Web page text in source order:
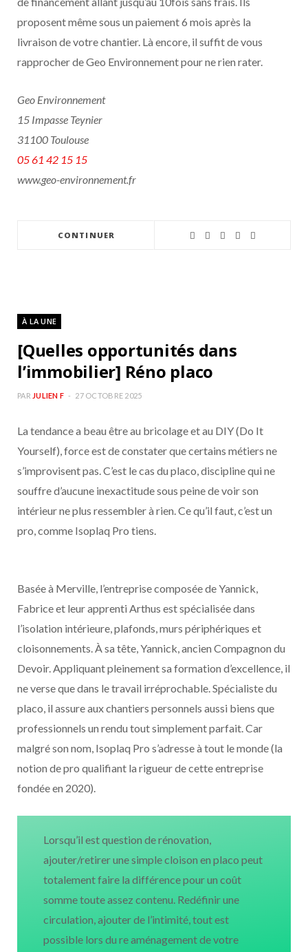
proposent même sous un paiement 6 mois après la
livraison de votre chantier. Là encore, il suffit de vous
rapprocher de Geo Environnement pour ne rien rater.
Geo Environnement
15 Impasse Teynier
31100 Toulouse
05 61 42 15 15
www.geo-environnement.fr
CONTINUER
À LA UNE
[Quelles opportunités dans
l’immobilier] Réno placo
PAR JULIEN F 27 OCTOBRE 2025
La tendance a beau être au bricolage et au DIY (Do It
Yourself), force est de constater que certains métiers ne
s’improvisent pas. C’est le cas du placo, discipline qui ne
souffre d’aucune inexactitude sous peine de voir son
intérieur ne plus ressembler à rien. Ce qu’il faut, c’est un
pro, comme Isoplaq Pro tiens.
Basée à Merville, l’entreprise composée de Yannick,
Fabrice et leur apprenti Arthus est spécialisée dans
l’isolation intérieure, plafonds, murs périphériques et
cloisonnements. À sa tête, Yannick, ancien Compagnon du
Devoir. Appliquant pleinement sa formation d’excellence, il
ne verse que dans le travail irréprochable. Spécialiste du
placo, il assure aux chantiers personnels aussi biens que
professionnels un rendu tout simplement parfait. Car
malgré son nom, Isoplaq Pro s’adresse à tout le monde (la
notion de pro qualifiant la rigueur de cette entreprise
fondée en 2020).
Lorsqu’il est question de rénovation,
ajouter/retirer une simple cloison en placo peut
totalement faire la différence pour un coût
somme toute assez contenu. Redéfinir une
circulation, ajouter de l’intimité, tout est
possible lors du re aménagement de votre